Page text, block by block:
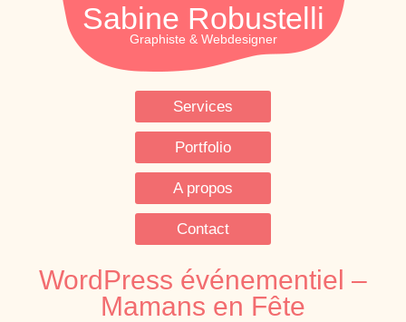
Sabine Robustelli
Services
Portfolio
A propos
Contact
WordPress événementiel –
Mamans en Fête